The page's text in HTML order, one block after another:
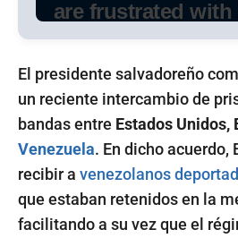
El presidente salvadoreño
un reciente intercambio de
bandas entre Estados Unidos,
Venezuela. En dicho acuerdo,
recibir a venezolanos
que estaban retenidos en la
facilitando a su vez que el